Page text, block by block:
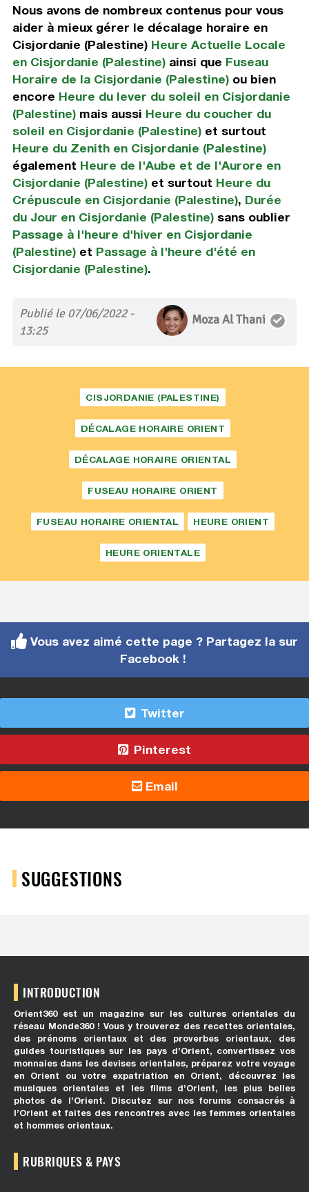
Nous avons de nombreux contenus pour vous
aider à mieux gérer le décalage horaire en
Cisjordanie (Palestine) Heure Actuelle Locale
en Cisjordanie (Palestine)ainsi que Fuseau
Horaire de la Cisjordanie (Palestine)ou bien
encore Heure du lever du soleil en Cisjordanie
(Palestine)mais aussi Heure du coucher du
soleil en Cisjordanie (Palestine)et surtout
Heure du Zenith en Cisjordanie (Palestine)
également Heure de l'Aube et de l'Aurore en
Cisjordanie (Palestine)et surtout Heure du
Crépuscule en Cisjordanie (Palestine), Durée
du Jour en Cisjordanie (Palestine)sans oublier
Passage à l'heure d'hiver en Cisjordanie
(Palestine)et Passage à l'heure d'été en
Cisjordanie (Palestine).
Publié le 07/06/2022 -
13:25
Moza Al Thani
CISJORDANIE (PALESTINE)
DÉCALAGE HORAIRE ORIENT
DÉCALAGE HORAIRE ORIENTAL
FUSEAU HORAIRE ORIENT
FUSEAU HORAIRE ORIENTAL HEURE ORIENT
HEURE ORIENTALE
Vous avez aimé cette page ? Partagez la sur
Facebook !
Twitter
Pinterest
Email
SUGGESTIONS
INTRODUCTION
Orient360 est un magazine sur les cultures orientales du
réseau Monde360 ! Vous y trouverez des recettes orientales,
des prénoms orientaux et des proverbes orientaux, des
guides touristiques sur les pays d’Orient, convertissez vos
monnaies dans les devises orientales, préparez votre voyage
en Orient ou votre expatriation en Orient, découvrez les
musiques orientales et les films d’Orient, les plus belles
photos de l’Orient. Discutez sur nos forums consacrés à
l’Orient et faites des rencontres avec les femmes orientales
et hommes orientaux.
RUBRIQUES & PAYS